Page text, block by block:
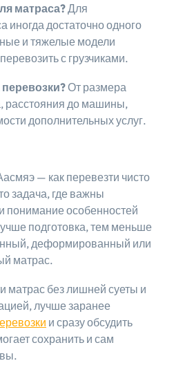
матраса?Для
иногда достаточно одного
и тяжелые модели
с грузчиками.
От размера
расстояния до машины,
дополнительных услуг.
— как перевезти чисто
задача, где важны
понимание особенностей
подготовка, тем меньше
деформированный или
матрас.
матрас без лишней суеты и
лучше заранее
и сразу обсудить
сохранить и сам